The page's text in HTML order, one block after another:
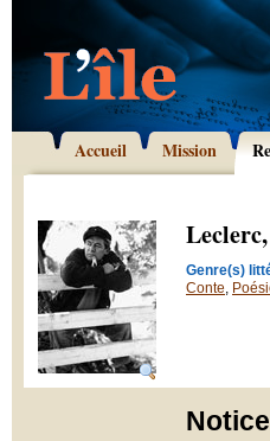
Accueil Mission
Genre(s)
Conte,